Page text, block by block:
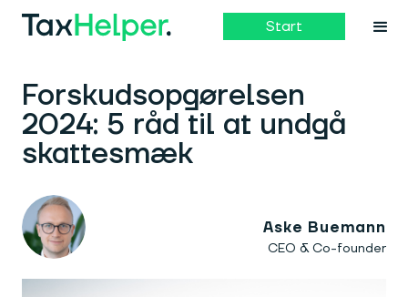
Start
Forskudsopgørelsen
2024: 5 råd til at undgå
skattesmæk
Aske Buemann
CEO & Co-founder